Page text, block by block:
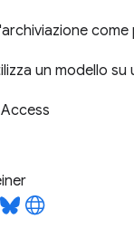
un modello su